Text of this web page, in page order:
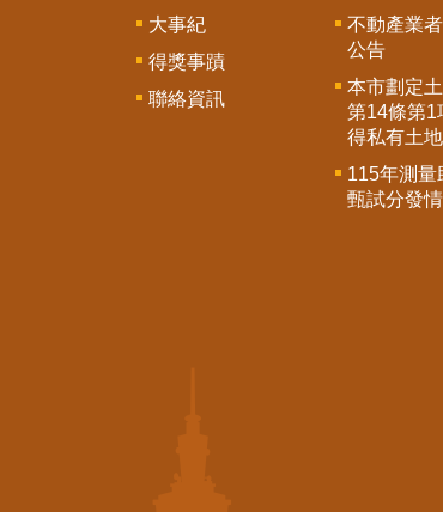
大事紀
得獎事蹟
聯絡資訊
不動產業
公告
本市劃定
第14條第1
得私有土
115年測量
甄試分發